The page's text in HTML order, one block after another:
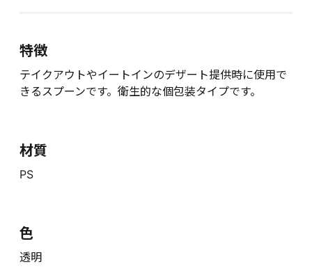
特徴
テイクアウトやイートインのデザート提供時に使用で
きるスプーンです。衛生的な個包装タイプです。
材質
PS
色
透明